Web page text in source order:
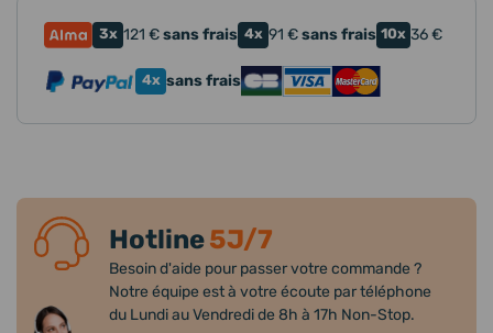
3x 121 €sans frais 4x 91 €sans frais 10x 36€
4x sans frais
Hotline5J/7
Besoin d'aide pour passer votre commande ?
Notre équipe est à votre écoute par téléphone
du Lundi au Vendredi de 8h à 17h Non-Stop.